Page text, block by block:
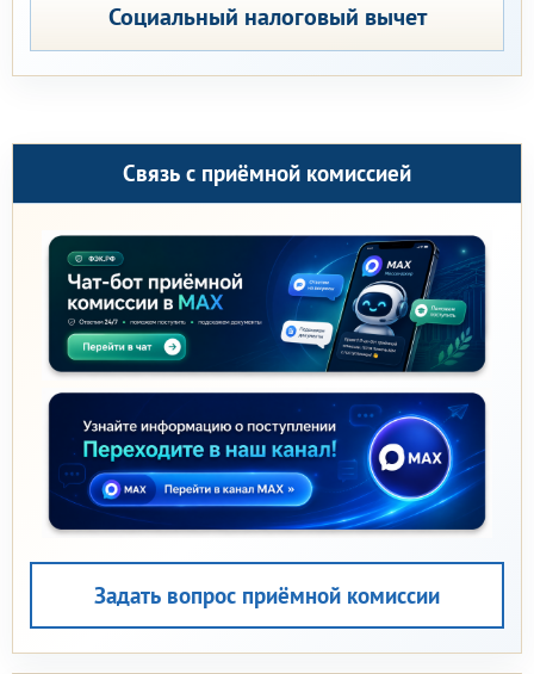
Социальный налоговый вычет
Связь с приёмной комиссией
Задать вопрос приёмной комиссии